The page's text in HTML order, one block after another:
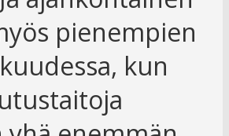
pienempien
kun